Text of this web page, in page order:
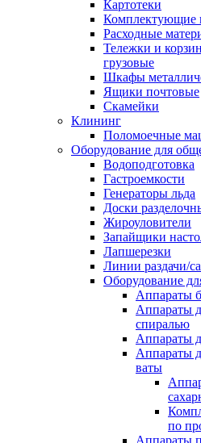
Картотеки
Комплектующие
Расходные
Тележки и
грузовые
Шкафы
Ящики почтовые
Скамейки
Клининг
Поломоечные
Оборудование для
Водоподготовка
Гастроемкости
Генераторы льда
Доски
Жироуловители
Запайщики
Лапшерезки
Линии раздачи/
Оборудование
Аппараты
Аппараты
спиралью
Аппараты
Аппараты
ваты
по
Аппараты